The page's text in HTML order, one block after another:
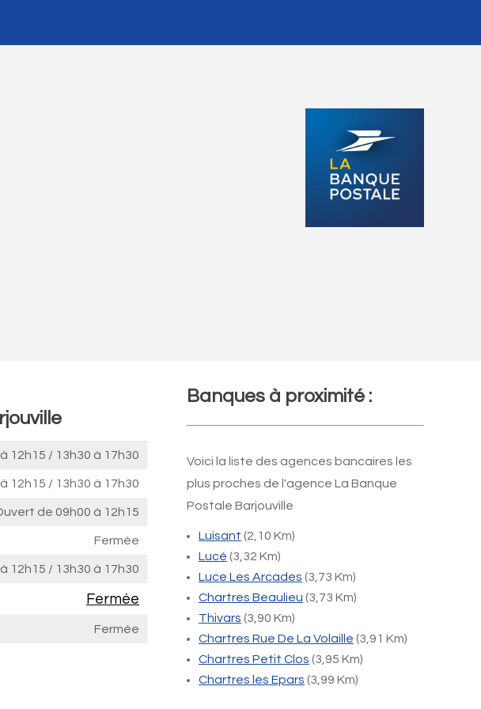
12h15 / 13h30 à 17h30
12h15 / 13h30 à 17h30
de 09h00 à 12h15
Fermée
12h15 / 13h30 à 17h30
Fermée
Fermée
Banques à proximité :
Voici la liste des agences bancaires les
plus proches de l'agence La Banque
Postale Barjouville
Luisant (2,10 Km)
Lucé (3,32 Km)
Luce Les Arcades (3,73 Km)
Chartres Beaulieu (3,73 Km)
Thivars (3,90 Km)
Chartres Rue De La Volaille (3,91 Km)
Chartres Petit Clos (3,95 Km)
Chartres les Epars (3,99 Km)